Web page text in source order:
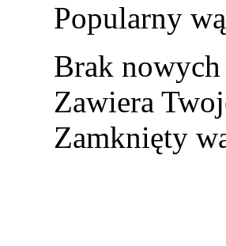
Popularny
Brak
Zawiera
Zamknięty